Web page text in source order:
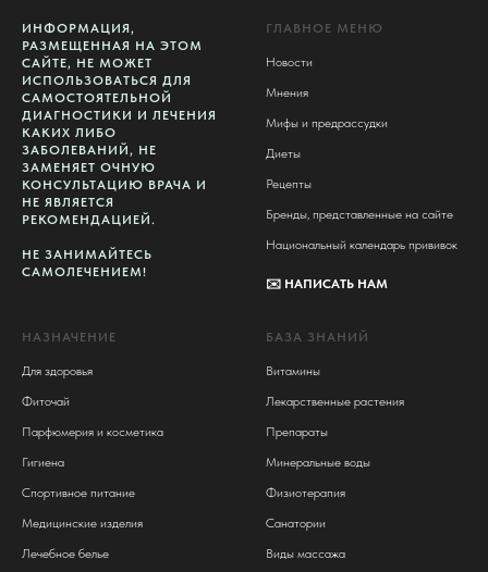
ИНФОРМАЦИЯ,
РАЗМЕЩЕННАЯ НА ЭТОМ
САЙТЕ, НЕ МОЖЕТ
ИСПОЛЬЗОВАТЬСЯ ДЛЯ
САМОСТОЯТЕЛЬНОЙ
ДИАГНОСТИКИ И ЛЕЧЕНИЯ
КАКИХ ЛИБО
ЗАБОЛЕВАНИЙ, НЕ
ЗАМЕНЯЕТ ОЧНУЮ
КОНСУЛЬТАЦИЮ ВРАЧА И
НЕ ЯВЛЯЕТСЯ
РЕКОМЕНДАЦИЕЙ.
НЕ ЗАНИМАЙТЕСЬ
САМОЛЕЧЕНИЕМ!
ГЛАВНОЕ МЕНЮ
Новости
Мнения
Мифы и предрассудки
Диеты
Рецепты
Бренды, представленные на сайте
Национальный календарь прививок
✉️ НАПИСАТЬ НАМ
НАЗНАЧЕНИЕ
Для здоровья
Фиточай
Парфюмерия и косметика
Гигиена
Спортивное питание
Медицинские изделия
Лечебное белье
БАЗА ЗНАНИЙ
Витамины
Лекарственные растения
Препараты
Минеральные воды
Физиотерапия
Санатории
Виды массажа